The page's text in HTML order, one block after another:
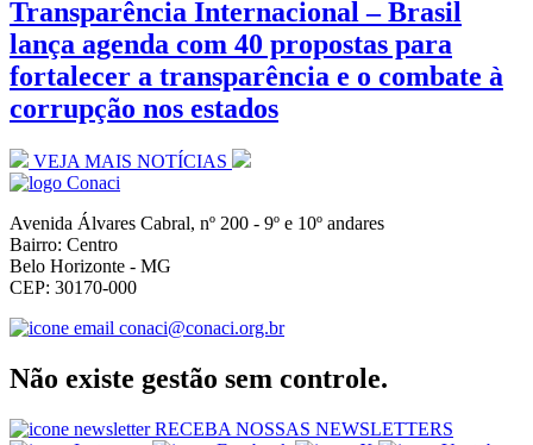
Transparência Internacional – Brasil
lança agenda com 40 propostas para
fortalecer a transparência e o combate à
corrupção nos estados
VEJA MAIS NOTÍCIAS
Avenida Álvares Cabral, nº 200 - 9º e 10º andares
Bairro: Centro
Belo Horizonte - MG
CEP: 30170-000
conaci@conaci.org.br
Não existe gestão sem controle.
RECEBA NOSSAS NEWSLETTERS